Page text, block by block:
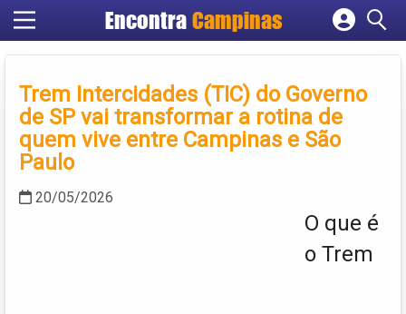
Encontra Campinas
Cadastrar empresa
Criar conta
Trem Intercidades (TIC) do Governo
de SP vai transformar a rotina de
quem vive entre Campinas e São
Paulo
20/05/2026
O que é
o Trem